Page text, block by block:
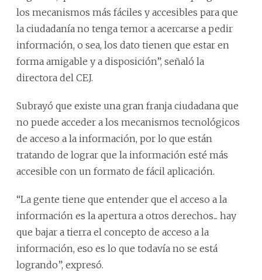
los mecanismos más fáciles y accesibles para que
la ciudadanía no tenga temor a acercarse a pedir
información, o sea, los dato tienen que estar en
forma amigable y a disposición”, señaló la
directora del CEJ.
Subrayó que existe una gran franja ciudadana que
no puede acceder a los mecanismos tecnológicos
de acceso a la información, por lo que están
tratando de lograr que la información esté más
accesible con un formato de fácil aplicación.
“La gente tiene que entender que el acceso a la
información es la apertura a otros derechos... hay
que bajar a tierra el concepto de acceso a la
información, eso es lo que todavía no se está
logrando”, expresó.